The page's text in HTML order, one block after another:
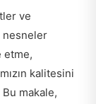
ve
nesneler
etme,
kalitesini
makale,